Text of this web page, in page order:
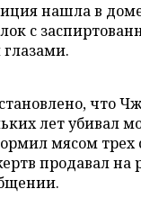
нашла в
с
что
лет убивал
мясом трех
продавал на